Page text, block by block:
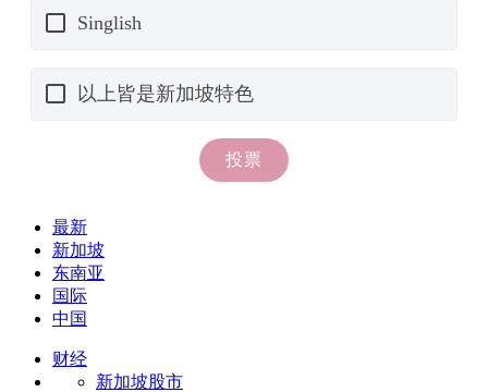
最新
新加坡
东南亚
国际
中国
财经
新加坡股市